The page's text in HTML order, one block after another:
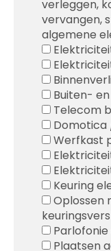
verleggen,
vervangen,
algemene
Buiten-
Telecom
Werfkast
Keuring
Oplossen
Plaatsen